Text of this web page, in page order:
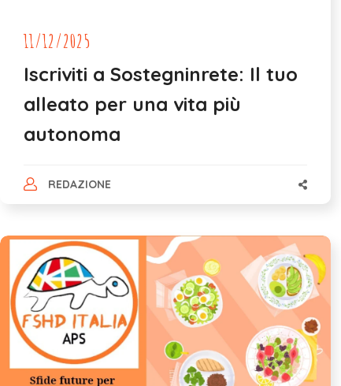
11/12/2025
Iscriviti a Sostegninrete: Il tuo
alleato per una vita più
autonoma
REDAZIONE